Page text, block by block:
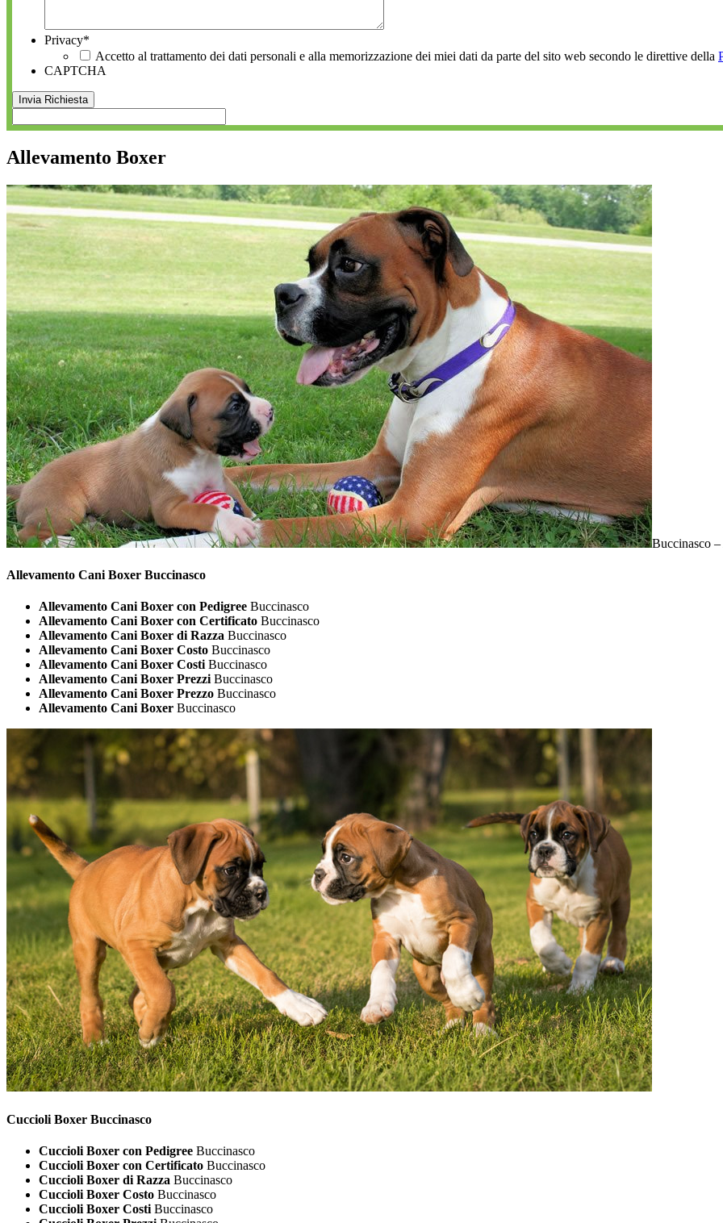
Privacy*
Accetto al trattamento dei dati personali e alla memorizzazione dei miei dati da parte del sito web secondo le direttive della
CAPTCHA
Allevamento Boxer
Buccinasco
Allevamento Cani Boxer Buccinasco
Allevamento Cani Boxer con Pedigree Buccinasco
Allevamento Cani Boxer con Certificato Buccinasco
Allevamento Cani Boxer di Razza Buccinasco
Allevamento Cani Boxer Costo Buccinasco
Allevamento Cani Boxer Costi Buccinasco
Allevamento Cani Boxer Prezzi Buccinasco
Allevamento Cani Boxer Prezzo Buccinasco
Allevamento Cani Boxer Buccinasco
Cuccioli Boxer Buccinasco
Cuccioli Boxer con Pedigree Buccinasco
Cuccioli Boxer con Certificato Buccinasco
Cuccioli Boxer di Razza Buccinasco
Cuccioli Boxer Costo Buccinasco
Cuccioli Boxer Costi Buccinasco